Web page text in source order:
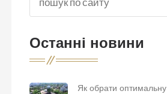
Останні новини
Як обрати оптимальну